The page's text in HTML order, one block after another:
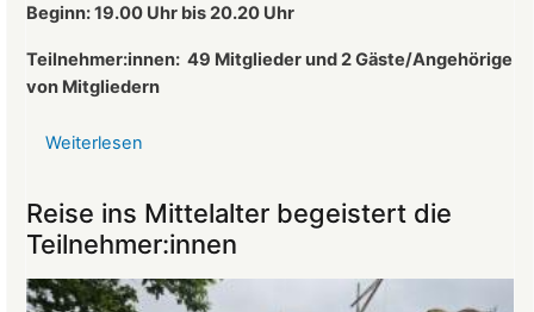
des
Beginn: 19.00 Uhr bis 20.20 Uhr
Teilnehmer:innen: 49 Mitglieder und 2 Gäste/Angehörige
von Mitgliedern
Weiterlesen
Mitgliederversammlung
vom
26.03.2025
Reise ins Mittelalter begeistert die
Teilnehmer:innen